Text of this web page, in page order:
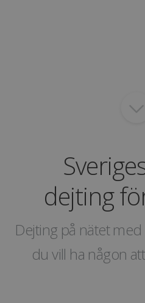
dejting
Dejting på nätet
du vill ha någon